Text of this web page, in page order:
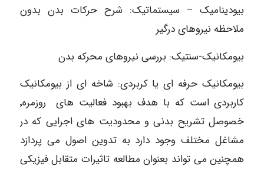
بیودینامیک – سیستماتیک: شرح حرکات بدن بدون
ملاحظه نیروهای درگیر
بیومکانیک-سنتیک: بررسی نیروهای محرکه بدن
بیومکانیک حرفه ای یا کربردی: شاخه ای از بیومکانیک
کاربردی است که با هدف بهبود فعالیت های روزمره٬
خصوصل تشریح بدنی و محدودیت های اجرایی که در
مشاغل مختلف وجود دارد به تدوین اصول می پردازد
همچنین می تواند بعنوان مطالعه تاثیرات متقابل فیزیکی